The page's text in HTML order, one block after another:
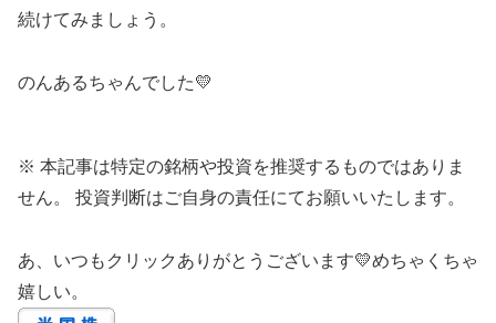
続けてみましょう。
のんあるちゃんでした💛
※ 本記事は特定の銘柄や投資を推奨するものではありま
せん。 投資判断はご自身の責任にてお願いいたします。
あ、いつもクリックありがとうございます💛めちゃくちゃ
嬉しい。